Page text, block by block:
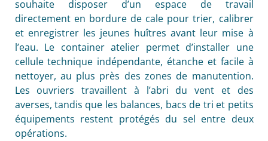
souhaite disposer d’un espace de travail
directement en bordure de cale pour trier, calibrer
et enregistrer les jeunes huîtres avant leur mise à
l’eau. Le container atelier permet d’installer une
cellule technique indépendante, étanche et facile à
nettoyer, au plus près des zones de manutention.
Les ouvriers travaillent à l’abri du vent et des
averses, tandis que les balances, bacs de tri et petits
équipements restent protégés du sel entre deux
opérations.